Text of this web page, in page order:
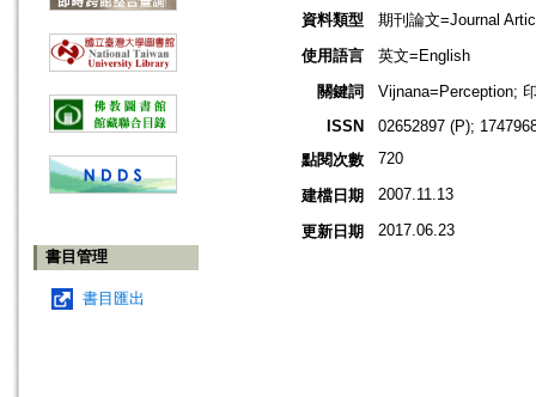
書目管理
書目匯出
資料類型
期刊論文=Journal
使用語言
英文=English
關鍵詞
Vijnana=Perception;
ISSN
02652897 (P);
點閱次數
720
建檔日期 2007.11.13
更新日期 2017.06.23